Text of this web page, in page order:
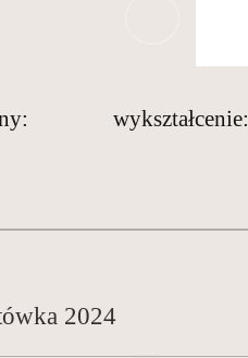
wykształcenie:
2024